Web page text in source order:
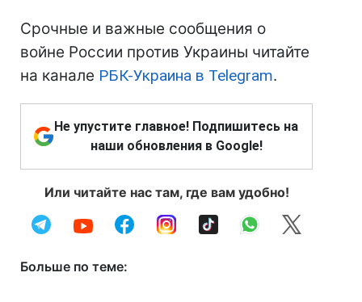
Срочные и важные сообщения о
войне России против Украины читайте
на канале РБК-Украина в Telegram.
Не упустите главное! Подпишитесь на
наши обновления в Google!
Или читайте нас там, где вам удобно!
Больше по теме: